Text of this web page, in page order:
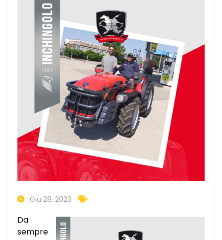
Giu 28, 2023
Da
sempre